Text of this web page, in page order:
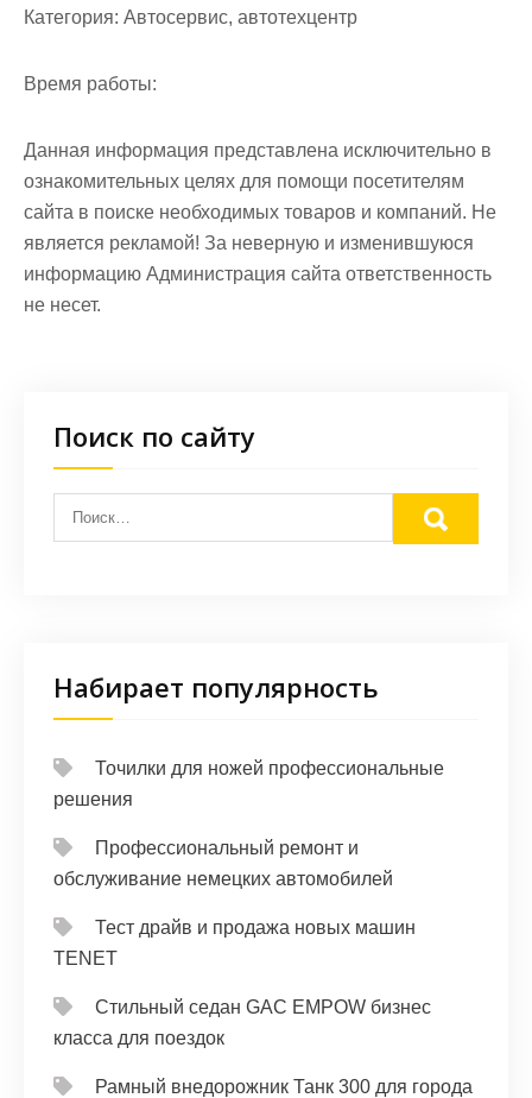
Категория: Автосервис, автотехцентр
Время работы:
Данная информация представлена исключительно в
ознакомительных целях для помощи посетителям
сайта в поиске необходимых товаров и компаний. Не
является рекламой! За неверную и изменившуюся
информацию Администрация сайта ответственность
не несет.
Поиск по сайту
Набирает популярность
Точилки для ножей профессиональные
решения
Профессиональный ремонт и
обслуживание немецких автомобилей
Тест драйв и продажа новых машин
TENET
Стильный седан GAC EMPOW бизнес
класса для поездок
Рамный внедорожник Танк 300 для города